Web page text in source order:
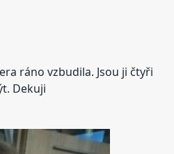
ráno vzbudila. Jsou ji čtyři
Dekuji